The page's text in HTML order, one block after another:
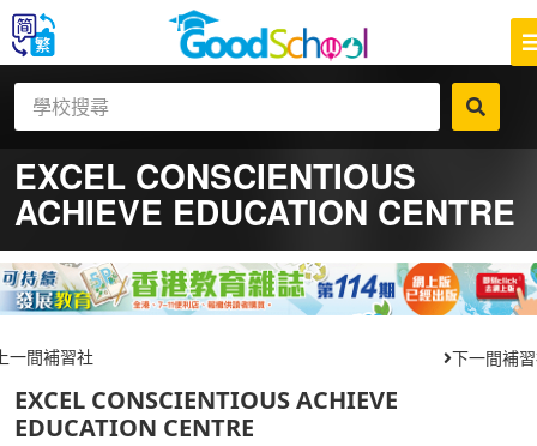
EXCEL CONSCIENTIOUS
ACHIEVE EDUCATION CENTRE
一間補習社 下一間補
EXCEL CONSCIENTIOUS ACHIEVE
EDUCATION CENTRE